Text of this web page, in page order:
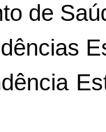
de